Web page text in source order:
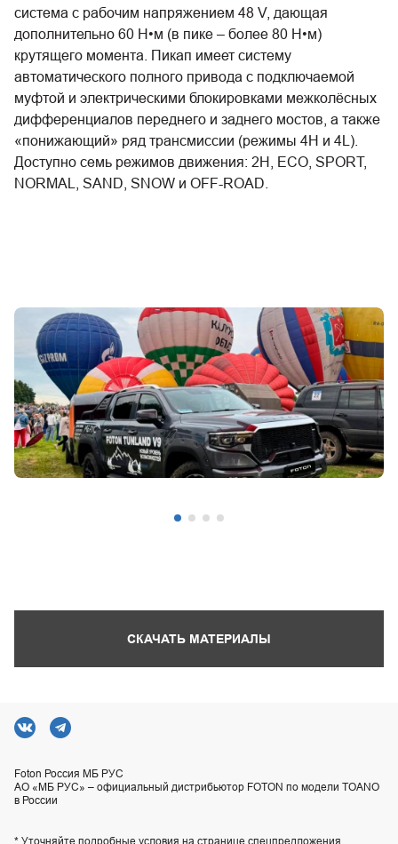
система с рабочим напряжением 48 V, дающая
дополнительно 60 Н•м (в пике – более 80 Н•м)
крутящего момента. Пикап имеет систему
автоматического полного привода с подключаемой
муфтой и электрическими блокировками межколёсных
дифференциалов переднего и заднего мостов, а также
«понижающий» ряд трансмиссии (режимы 4H и 4L).
Доступно семь режимов движения: 2H, ECO, SPORT,
NORMAL, SAND, SNOW и OFF-ROAD.
СКАЧАТЬ МАТЕРИАЛЫ
Foton Россия МБ РУС
АО «МБ РУС» – официальный дистрибьютор FOTON по модели TOANO
в России
* Уточняйте подробные условия на странице спецпредложения.